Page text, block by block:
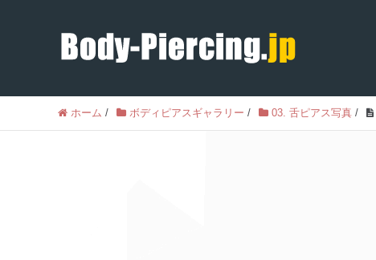
ホーム / ボディピアスギャラリー / 03. 舌ピアス写真 /